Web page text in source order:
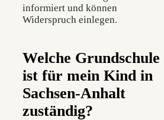
informiert und können
Widerspruch einlegen.
Welche Grundschule
ist für mein Kind in
Sachsen-Anhalt
zuständig?